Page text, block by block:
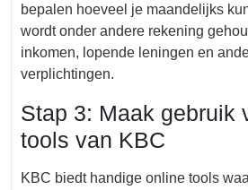
bepalen hoeveel je maandelijks
wordt onder andere rekening
inkomen, lopende leningen en
verplichtingen.
Stap 3: Maak gebruik
tools van KBC
KBC biedt handige online tools